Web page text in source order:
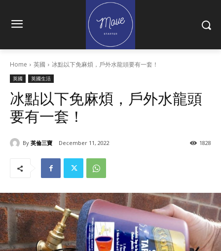
Home 英國 冰點以下免麻煩，戶外水龍頭要有一套！
英國 英國生活
冰點以下免麻煩，戶外水龍頭
要有一套！
By 英倫三寶 December 11, 2022 1828